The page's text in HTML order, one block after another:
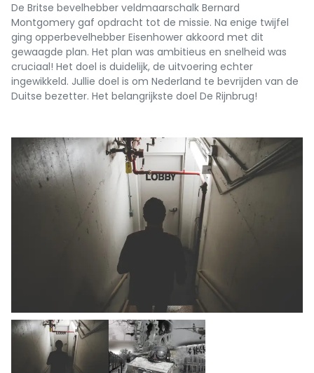
De Britse bevelhebber veldmaarschalk Bernard
Montgomery gaf opdracht tot de missie. Na enige twijfel
ging opperbevelhebber Eisenhower akkoord met dit
gewaagde plan. Het plan was ambitieus en snelheid was
cruciaal! Het doel is duidelijk, de uitvoering echter
ingewikkeld. Jullie doel is om Nederland te bevrijden van de
Duitse bezetter. Het belangrijkste doel De Rijnbrug!